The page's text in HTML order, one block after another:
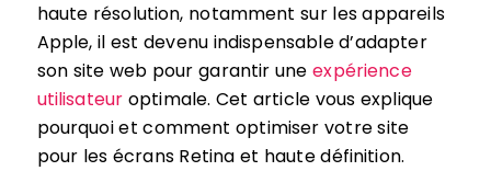
haute résolution, notamment sur les appareils
Apple, il est devenu indispensable d’adapter
son site web pour garantir uneexpérience
utilisateur optimale. Cet article vous explique
pourquoi et comment optimiser votre site
pour les écrans Retina et haute définition.